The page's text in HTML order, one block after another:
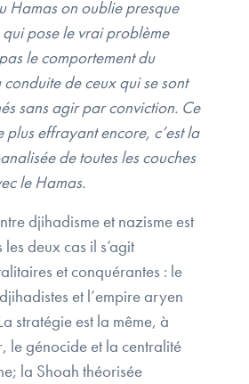
Hamas on oublie presque
pose le vrai problème
le comportement du
de ceux qui se sont
sans agir par conviction. Ce
plus effrayant encore, c’est la
de toutes les couches
le Hamas.
djihadisme et nazisme est
deux cas il s’agit
et conquérantes : le
et l’empire aryen
stratégie est la même, à
le génocide et la centralité
la Shoah théorisée